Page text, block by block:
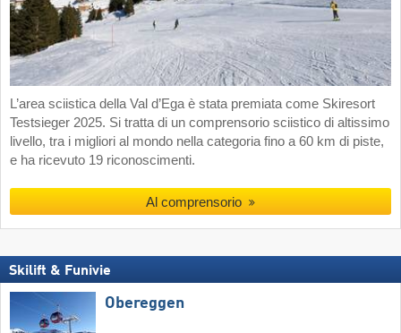
L’area sciistica della Val d’Ega è stata premiata come Skiresort
Testsieger 2025. Si tratta di un comprensorio sciistico di altissimo
livello, tra i migliori al mondo nella categoria fino a 60 km di piste,
e ha ricevuto 19 riconoscimenti.
Al comprensorio
Skilift & Funivie
Obereggen